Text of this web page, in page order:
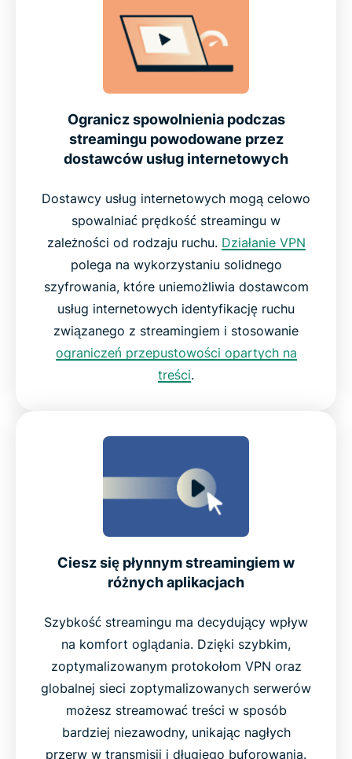
Ogranicz spowolnienia podczas
streamingu powodowane przez
dostawców usług internetowych
Dostawcy usług internetowych mogą celowo
spowalniać prędkość streamingu w
zależności od rodzaju ruchu. Działanie VPN
polega na wykorzystaniu solidnego
szyfrowania, które uniemożliwia dostawcom
usług internetowych identyfikację ruchu
związanego z streamingiem i stosowanie
ograniczeń przepustowości opartych na
treści.
Ciesz się płynnym streamingiem w
różnych aplikacjach
Szybkość streamingu ma decydujący wpływ
na komfort oglądania. Dzięki szybkim,
zoptymalizowanym protokołom VPN oraz
globalnej sieci zoptymalizowanych serwerów
możesz streamować treści w sposób
bardziej niezawodny, unikając nagłych
przerw w transmisji i długiego buforowania.